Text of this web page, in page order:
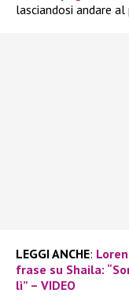
lasciandosi andare al
LEGGI ANCHE:
frase su Shaila:
lì” – VIDEO